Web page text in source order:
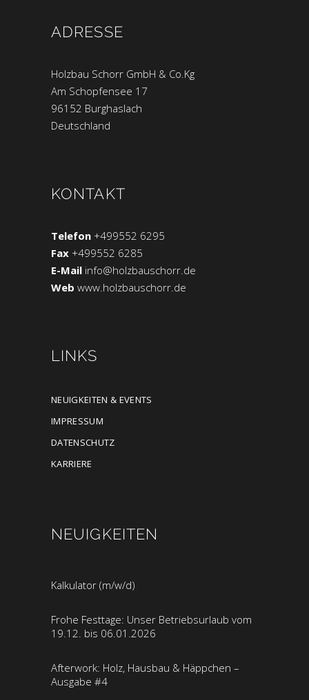
ADRESSE
Holzbau Schorr GmbH & Co.Kg
Am Schopfensee 17
96152 Burghaslach
Deutschland
KONTAKT
Telefon +499552 6295
Fax +499552 6285
E-Mail info@holzbauschorr.de
Web www.holzbauschorr.de
LINKS
NEUIGKEITEN & EVENTS
IMPRESSUM
DATENSCHUTZ
KARRIERE
NEUIGKEITEN
Kalkulator (m/w/d)
Frohe Festtage: Unser Betriebsurlaub vom
19.12. bis 06.01.2026
Afterwork: Holz, Hausbau & Häppchen –
Ausgabe #4